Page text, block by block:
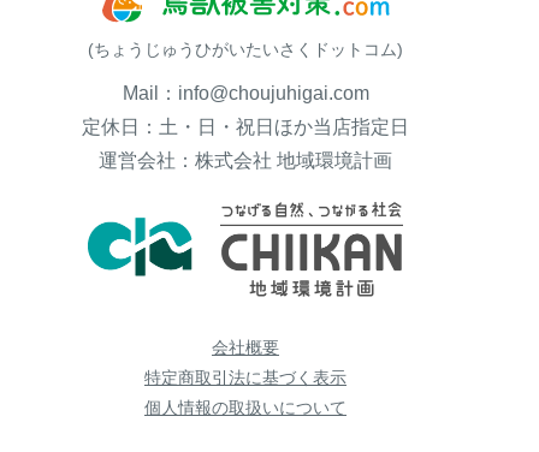
(ちょうじゅうひがいたいさくドットコム)
Mail：info@choujuhigai.com
定休日：土・日・祝日ほか当店指定日
運営会社：株式会社 地域環境計画
会社概要
特定商取引法に基づく表示
個人情報の取扱いについて